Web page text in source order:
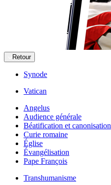
Retour
Synode
Vatican
Angelus
Audience générale
Béatification et canonisation
Curie romaine
Église
Évangélisation
Pape François
Transhumanisme